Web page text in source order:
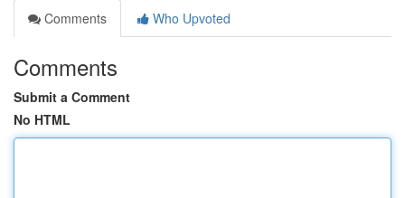
Comments
Who Upvoted
Comments
Submit a Comment
No HTML